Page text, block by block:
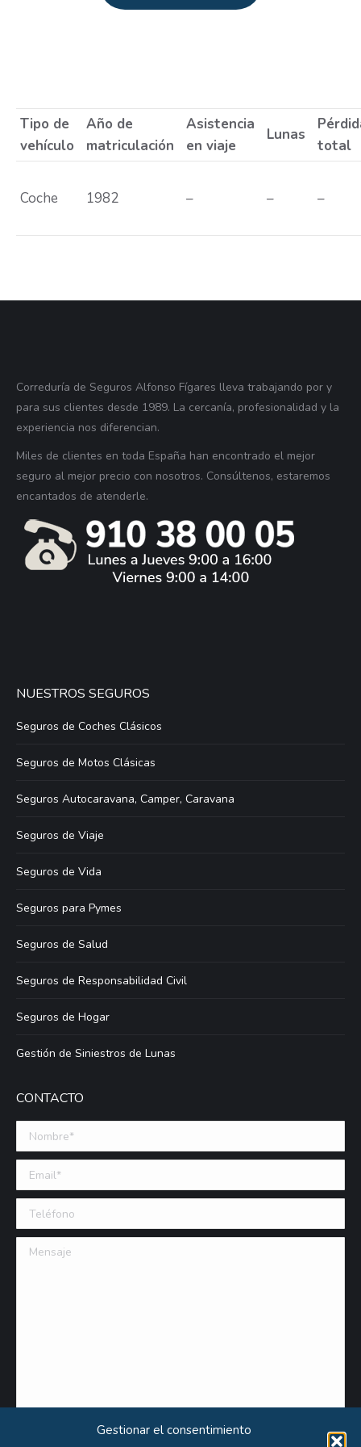
Gestionar el consentimiento
Tipo de
vehículo
Año de
matriculación
Asistencia
en viaje
Lunas
total
Coche 1982 – – –
Correduría de Seguros Alfonso Fígares lleva trabajando por y
para sus clientes desde 1989. La cercanía, profesionalidad y la
experiencia nos diferencian.
Miles de clientes en toda España han encontrado el mejor
seguro al mejor precio con nosotros. Consúltenos, estaremos
encantados de atenderle.
NUESTROS SEGUROS
Seguros de Coches Clásicos
Seguros de Motos Clásicas
Seguros Autocaravana, Camper, Caravana
Seguros de Viaje
Seguros de Vida
Seguros para Pymes
Seguros de Salud
Seguros de Responsabilidad Civil
Seguros de Hogar
Gestión de Siniestros de Lunas
CONTACTO
Nombre *
Email (requerido)
Teléfono
Mensaje